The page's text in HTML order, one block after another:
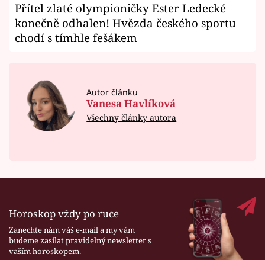
Přítel zlaté olympioničky Ester Ledecké
konečně odhalen! Hvězda českého sportu
chodí s tímhle fešákem
Autor článku
Vanesa Havlíková
Všechny články autora
Horoskop vždy po ruce
Zanechte nám váš e-mail a my vám
budeme zasílat pravidelný newsletter s
vaším horoskopem.